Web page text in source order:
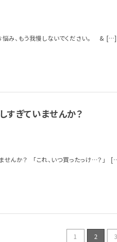
悩み、もう我慢しないでください。 & […]
すぎていませんか？
せんか？ 「これ、いつ買ったっけ…？」
1 2 3